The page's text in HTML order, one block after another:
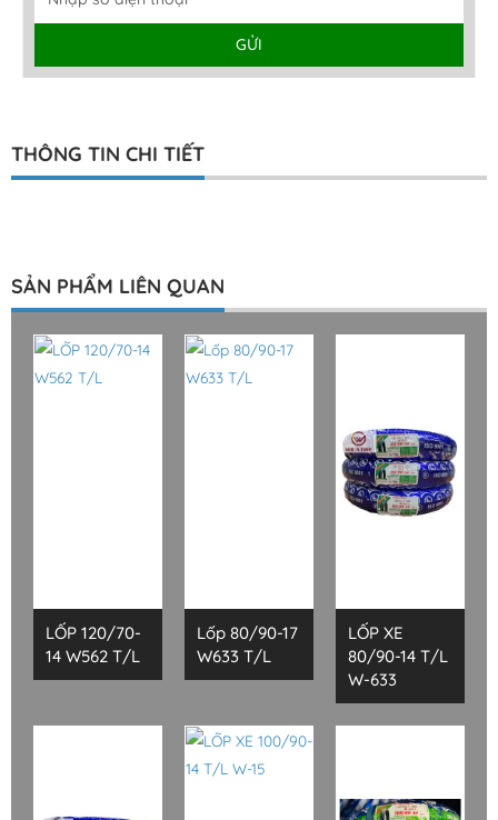
GỬI
Alternative:
THÔNG TIN CHI TIẾT
SẢN PHẨM LIÊN QUAN
LỐP 120/70-
14 W562 T/L
Lốp 80/90-17
W633 T/L
LỐP XE
80/90-14 T/L
W-633